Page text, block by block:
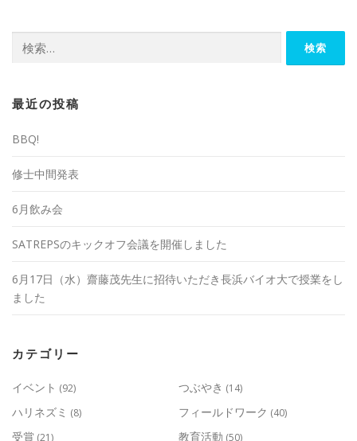
シ
索:
最近の投稿
BBQ!
修士中間発表
6月飲み会
SATREPSのキックオフ会議を開催しました
6月17日（水）齋藤茂先生に招待いただき長浜バイオ大で授業をし
ました
カテゴリー
イベント (92) つぶやき (14)
ハリネズミ (8) フィールドワーク (40)
受賞 (21) 教育活動 (50)